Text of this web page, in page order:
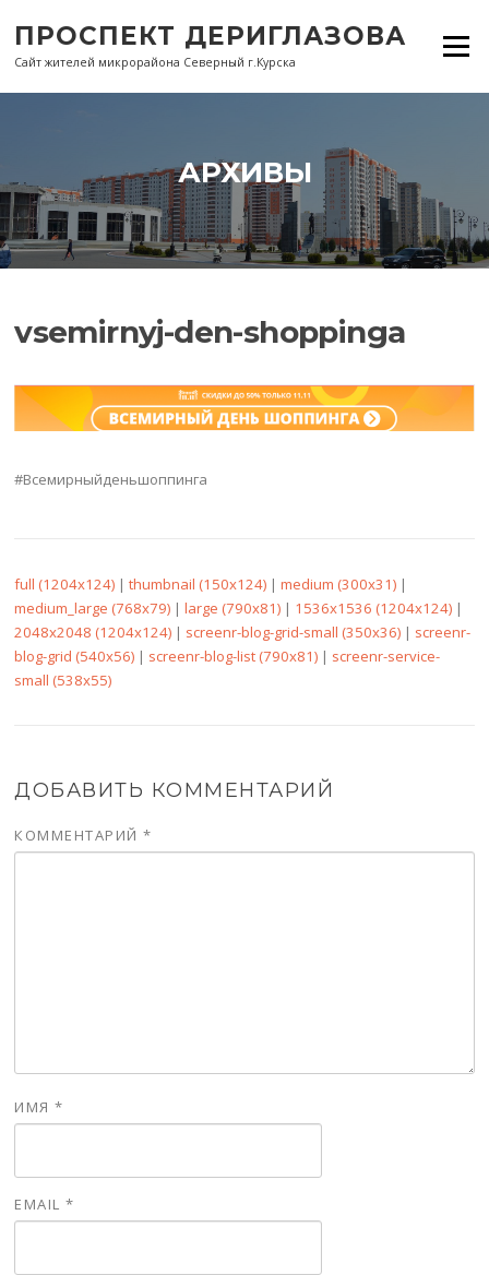
содержанию
ПРОСПЕКТ ДЕРИГЛАЗОВА
Сайт жителей микрорайона Северный г.Курска
Меню
АРХИВЫ
vsemirnyj-den-shoppinga
#Всемирныйденьшоппинга
full (1204x124) |thumbnail (150x124) |medium (300x31) |
medium_large (768x79) |large (790x81) | 1536x1536 (1204x124) |
2048x2048 (1204x124) | screenr-blog-grid-small (350x36) | screenr-
blog-grid (540x56) | screenr-blog-list (790x81) | screenr-service-
small (538x55)
ДОБАВИТЬ КОММЕНТАРИЙ
КОММЕНТАРИЙ*
ИМЯ*
EMAIL*